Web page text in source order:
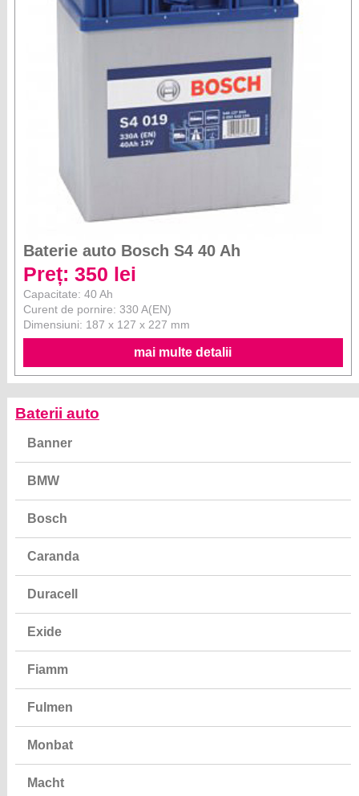
Baterie auto Bosch S4 40 Ah
Preț: 350 lei
Capacitate: 40 Ah
Curent de pornire: 330 A(EN)
Dimensiuni: 187 x 127 x 227 mm
mai multe detalii
Baterii auto
Banner
BMW
Bosch
Caranda
Duracell
Exide
Fiamm
Fulmen
Monbat
Macht